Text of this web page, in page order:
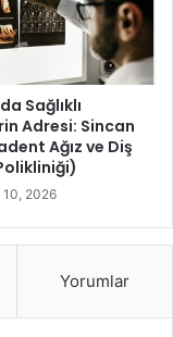
Sağlıklı
Adresi: Sincan
Ağız ve Diş
10, 2026
Yorumlar